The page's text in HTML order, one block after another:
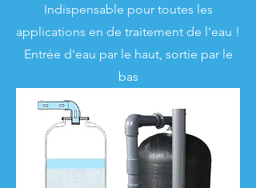
Indispensable pour toutes les
applications en de traitement de l'eau !
Entrée d'eau par le haut, sortie par le
bas